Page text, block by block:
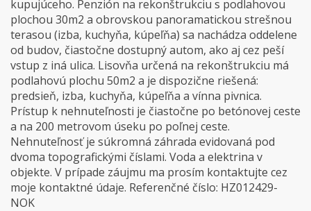
kupujúceho. Penzión na rekonštrukciu s podlahovou
plochou 30m2 a obrovskou panoramatickou strešnou
terasou (izba, kuchyňa, kúpeľňa) sa nachádza oddelene
od budov, čiastočne dostupný autom, ako aj cez peší
vstup z iná ulica. Lisovňa určená na rekonštrukciu má
podlahovú plochu 50m2 a je dispozične riešená:
predsieň, izba, kuchyňa, kúpeľňa a vínna pivnica.
Prístup k nehnuteľnosti je čiastočne po betónovej ceste
a na 200 metrovom úseku po poľnej ceste.
Nehnuteľnosť je súkromná záhrada evidovaná pod
dvoma topografickými číslami. Voda a elektrina v
objekte. V prípade záujmu ma prosím kontaktujte cez
moje kontaktné údaje. Referenčné číslo: HZ012429-
NOK